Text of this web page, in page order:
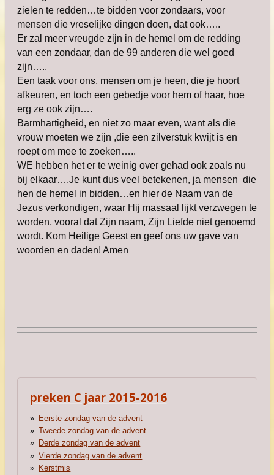
zielen te redden…te bidden voor zondaars, voor
mensen die vreselijke dingen doen, dat ook…..
Er zal meer vreugde zijn in de hemel om de redding
van een zondaar, dan de 99 anderen die wel goed
zijn…..
Een taak voor ons, mensen om je heen, die je hoort
afkeuren, en toch een gebedje voor hem of haar, hoe
erg ze ook zijn….
Barmhartigheid, en niet zo maar even, want als die
vrouw moeten we zijn ,die een zilverstuk kwijt is en
roept om mee te zoeken…..
WE hebben het er te weinig over gehad ook zoals nu
bij elkaar….Je kunt dus veel betekenen, ja mensen die
hen de hemel in bidden…en hier de Naam van de
Jezus verkondigen, waar Hij massaal lijkt verzwegen te
worden, vooral dat Zijn naam, Zijn Liefde niet genoemd
wordt. Kom Heilige Geest en geef ons uw gave van
woorden en daden! Amen
preken C jaar 2015-2016
Eerste zondag van de advent
Tweede zondag van de advent
Derde zondag van de advent
Vierde zondag van de advent
Kerstmis